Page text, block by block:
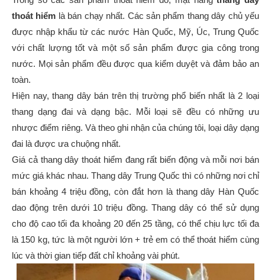
thoát hiểm là bán chạy nhất. Các sản phẩm thang dây chủ yếu
được nhập khẩu từ các nước Hàn Quốc, Mỹ, Úc, Trung Quốc
với chất lượng tốt và một số sản phẩm được gia công trong
nước. Mọi sản phẩm đều được qua kiểm duyệt và đảm bảo an
toàn.
Hiện nay, thang dây bán trên thị trường phổ biến nhất là 2 loại
thang dạng đai và dạng bậc. Mỗi loại sẽ đều có những ưu
nhược điểm riêng. Và theo ghi nhận của chúng tôi, loại dây dạng
đai là được ưa chuộng nhất.
Giá cả thang dây thoát hiểm đang rất biến động và mỗi nơi bán
mức giá khác nhau. Thang dây Trung Quốc thì có những nơi chỉ
bán khoảng 4 triệu đồng, còn đắt hơn là thang dây Hàn Quốc
dao động trên dưới 10 triệu đồng. Thang dây có thể sử dụng
cho độ cao tối đa khoảng 20 đến 25 tầng, có thể chịu lực tối đa
là 150 kg, tức là một người lớn + trẻ em có thể thoát hiểm cùng
lúc và thời gian tiếp đất chỉ khoảng vài phút.